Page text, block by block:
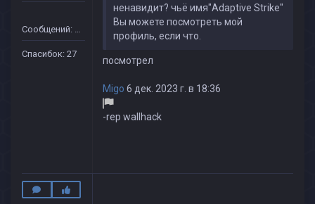
Сообщений: 25
Спасибок: 27
ненавидит? чьё имя"Adaptive Strike"
Вы можете посмотреть мой
профиль, если что.
посмотрел
Migo 6 дек. 2023 г. в 18:36
-rep wallhack